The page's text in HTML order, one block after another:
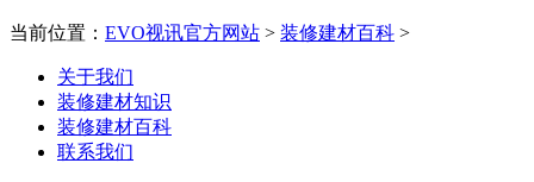
当前位置： EVO视讯官方网站 > 装修建材百科 >
关于我们
装修建材知识
装修建材百科
联系我们